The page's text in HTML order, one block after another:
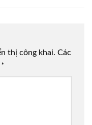
thị công khai. Các
*